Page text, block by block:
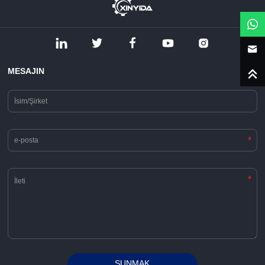
MESAJIN
*
*